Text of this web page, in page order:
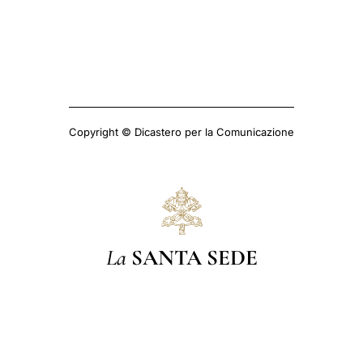
Copyright © Dicastero per la Comunicazione
La SANTA SEDE